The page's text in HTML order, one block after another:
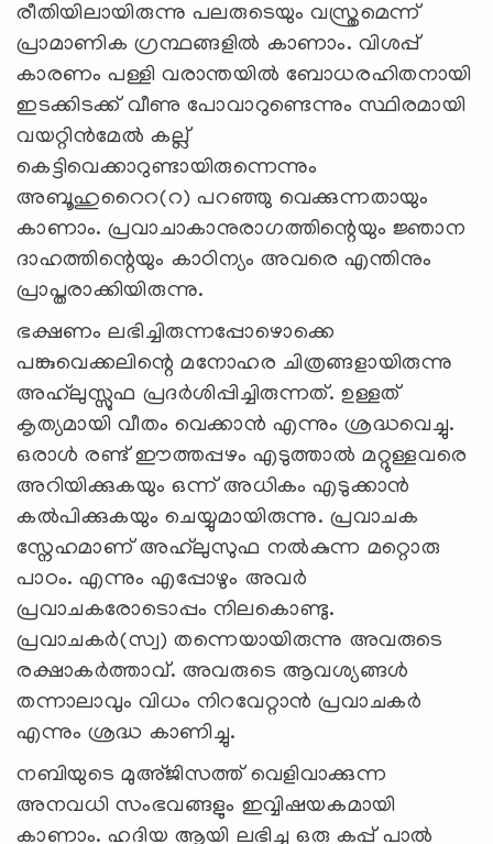
രീതിയിലായിരുന്നു പലരുടെയും വസ്ത്രമെന്ന്
പ്രാമാണിക ഗ്രന്ഥങ്ങളിൽ കാണാം. വിശപ്പ്
കാരണം പള്ളി വരാന്തയിൽ ബോധരഹിതനായി
ഇടക്കിടക്ക് വീണു പോവാറുണ്ടെന്നും സ്ഥിരമായി
വയറ്റിൻമേൽ കല്ല്
കെട്ടിവെക്കാറുണ്ടായിരുന്നെന്നും
അബൂഹുറൈറ(റ) പറഞ്ഞു വെക്കുന്നതായും
കാണാം. പ്രവാചാകാനുരാഗത്തിന്റെയും ജ്ഞാന
ദാഹത്തിന്റെയും കാഠിന്യം അവരെ എന്തിനും
പ്രാപ്തരാക്കിയിരുന്നു.
ഭക്ഷണം ലഭിച്ചിരുന്നപ്പോഴൊക്കെ
പങ്കുവെക്കലിന്റെ മനോഹര ചിത്രങ്ങളായിരുന്നു
അഹ്‍ലുസ്സുഫ പ്രദര്‍ശിപ്പിച്ചിരുന്നത്. ഉള്ളത്
കൃത്യമായി വീതം വെക്കാൻ എന്നും ശ്രദ്ധവെച്ചു.
ഒരാൾ രണ്ട് ഈത്തപ്പഴം എടുത്താൽ മറ്റുള്ളവരെ
അറിയിക്കുകയും ഒന്ന് അധികം എടുക്കാൻ
കൽപിക്കുകയും ചെയ്യുമായിരുന്നു. പ്രവാചക
സ്നേഹമാണ് അഹ്‍ലുസുഫ നൽകുന്ന മറ്റൊരു
പാഠം. എന്നും എപ്പോഴും അവർ
പ്രവാചകരോടൊപ്പം നിലകൊണ്ടു.
പ്രവാചകർ(സ്വ) തന്നെയായിരുന്നു അവരുടെ
രക്ഷാകർത്താവ്. അവരുടെ ആവശ്യങ്ങൾ
തന്നാലാവും വിധം നിറവേറ്റാൻ പ്രവാചകർ
എന്നും ശ്രദ്ധ കാണിച്ചു.
നബിയുടെ മുഅ്ജിസത്ത് വെളിവാക്കുന്ന
അനവധി സംഭവങ്ങളും ഇവ്വിഷയകമായി
കാണാം. ഹദിയ ആയി ലഭിച്ച ഒരു കപ്പ് പാൽ